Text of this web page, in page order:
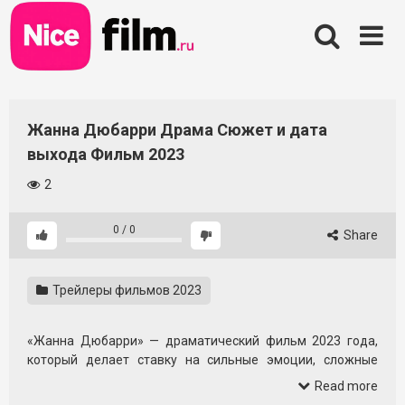
Skip
to
content
Жанна Дюбарри Драма Сюжет и дата
выхода Фильм 2023
2
0 / 0 Share
Трейлеры фильмов 2023
«Жанна Дюбарри» — драматический фильм 2023 года,
который делает ставку на сильные эмоции, сложные
характеры и атмосферный визуальный ряд. Это история,
Read more